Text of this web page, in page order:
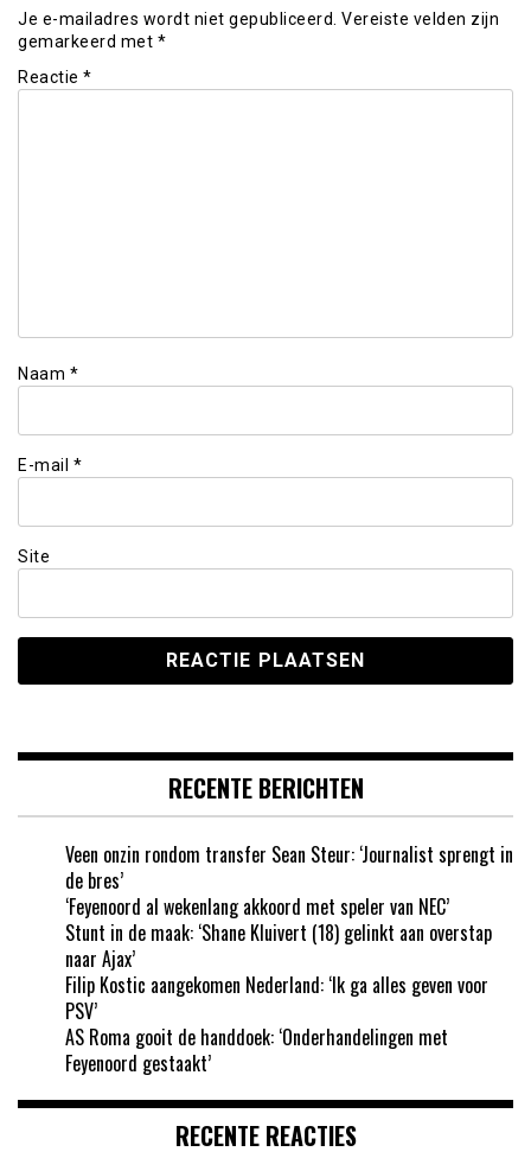
Je e-mailadres wordt niet gepubliceerd. Vereiste velden zijn
gemarkeerd met *
Reactie *
Naam *
E-mail *
Site
RECENTE BERICHTEN
Veen onzin rondom transfer Sean Steur: ‘Journalist sprengt in
de bres’
‘Feyenoord al wekenlang akkoord met speler van NEC’
Stunt in de maak: ‘Shane Kluivert (18) gelinkt aan overstap
naar Ajax’
Filip Kostic aangekomen Nederland: ‘Ik ga alles geven voor
PSV’
AS Roma gooit de handdoek: ‘Onderhandelingen met
Feyenoord gestaakt’
RECENTE REACTIES